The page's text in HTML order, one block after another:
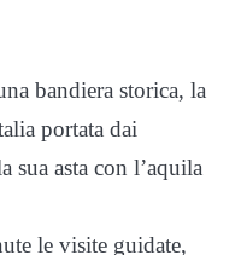
bandiera storica, la
portata dai
sua asta con l’aquila
le visite guidate,